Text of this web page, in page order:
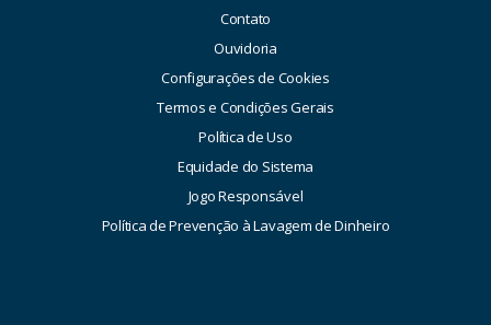
Contato
Ouvidoria
Configurações de Cookies
Termos e Condições Gerais
Política de Uso
Equidade do Sistema
Jogo Responsável
Política de Prevenção à Lavagem de Dinheiro